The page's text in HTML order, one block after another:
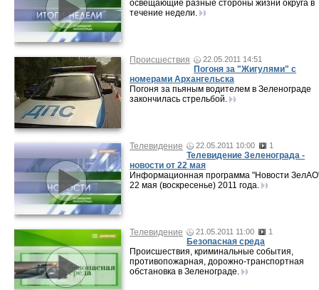
освещающие разные стороны жизни округа в
течение недели.
Происшествия 22.05.2011 14:51
Погоня за "Жигулями" с
номерами Архангельска
Погоня за пьяным водителем в Зеленограде
закончилась стрельбой.
Телевидение 22.05.2011 10:00 1
Телевидение Зеленограда -
новости от 22 мая
Информационная программа "Новости
22 мая (воскресенье) 2011 года.
Телевидение 21.05.2011 11:00 1
Безопасная среда
Происшествия, криминальные события,
противопожарная, дорожно-транспортная
обстановка в Зеленограде.